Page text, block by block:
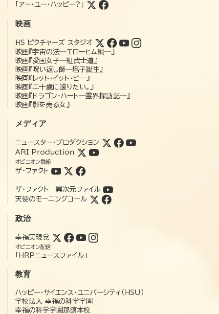
「アー・ユー・ハッピー?」
映画
HS ピクチャーズ スタジオ
映画『宇宙の法―エローヒム編―』
映画『愛国女子―紅武士道』
映画『呪い返し師—塩子誕生』
映画『レット・イット・ビー』
映画『二十歳に還りたい。』
映画『ドラゴン・ハート―霊界探訪記―』
映画『影を売る女』
メディア
ニュースター・プロダクション
ARI Production
オピニオン番組
ザ・ファクト
ザ・ファクト 異次元ファイル
天使のモーニングコール
政治
幸福実現党
オピニオン配信
「HRPニュースファイル」
教育
ハッピー・サイエンス・ユニバーシティ（HSU）
学校法人 幸福の科学学園
幸福の科学学園那須本校